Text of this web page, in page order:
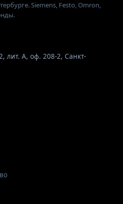
Siemens, Festo, Omron,
лит. А, оф. 208-2, Санкт-